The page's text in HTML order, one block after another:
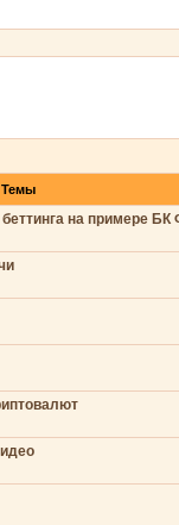
Темы
на примере БК